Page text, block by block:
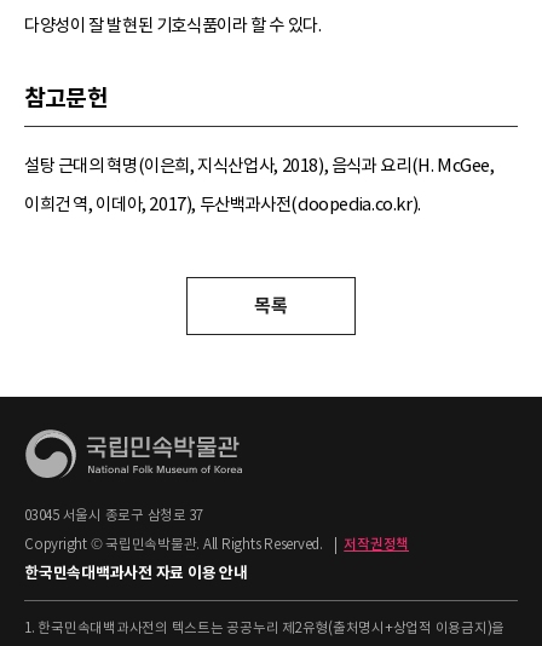
다양성이 잘 발현된 기호식품이라 할 수 있다.
참고문헌
설탕 근대의 혁명(이은희, 지식산업사, 2018), 음식과 요리(H. McGee,
이희건 역, 이데아, 2017), 두산백과사전(doopedia.co.kr).
목록
03045 서울시 종로구 삼청로 37
Copyright © 국립민속박물관. All Rights Reserved.
저작권정책
한국민속대백과사전 자료 이용 안내
1. 한국민속대백과사전의 텍스트는 공공누리 제2유형(출처명시+상업적 이용금지)을